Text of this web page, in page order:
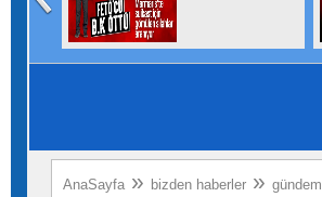
AnaSayfa » bizden haberler » gündem